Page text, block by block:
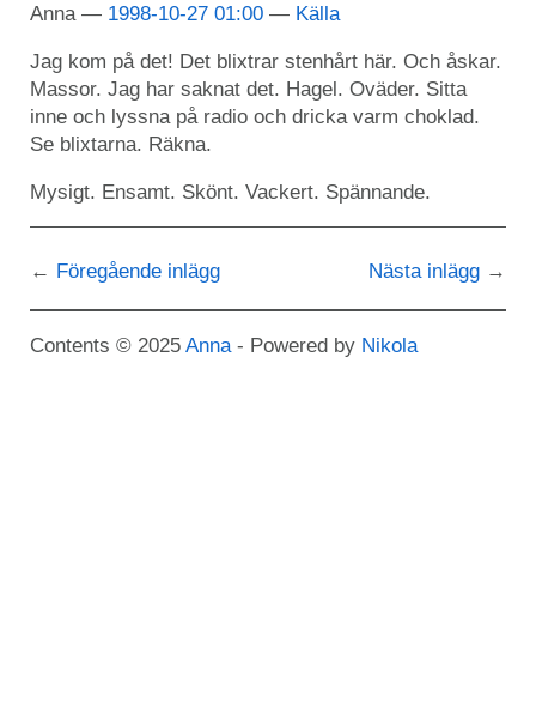
Anna 1998-10-27 01:00 Källa
Jag kom på det! Det blixtrar stenhårt här. Och åskar.
Massor. Jag har saknat det. Hagel. Oväder. Sitta
inne och lyssna på radio och dricka varm choklad.
Se blixtarna. Räkna.
Mysigt. Ensamt. Skönt. Vackert. Spännande.
Föregående inlägg Nästa inlägg
Contents © 2025 Anna - Powered by Nikola